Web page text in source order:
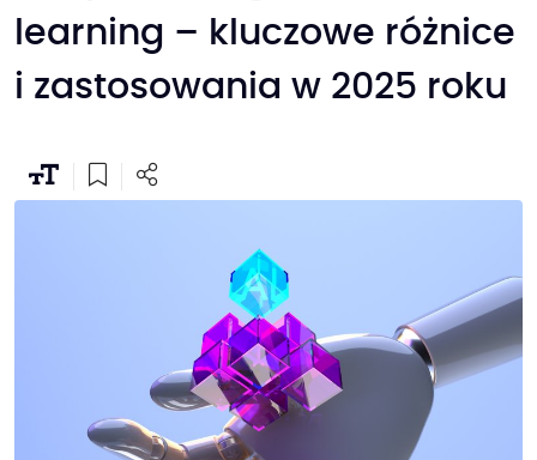
learning – kluczowe różnice
i zastosowania w 2025 roku